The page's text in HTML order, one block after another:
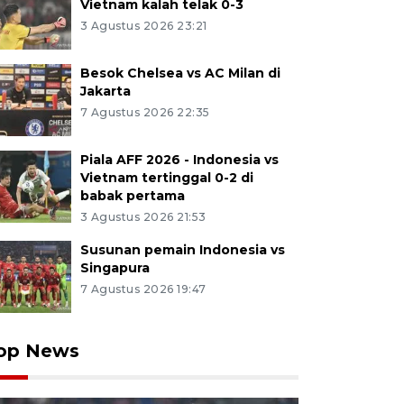
Vietnam kalah telak 0-3
3 Agustus 2026 23:21
Besok Chelsea vs AC Milan di
Jakarta
7 Agustus 2026 22:35
Piala AFF 2026 - Indonesia vs
Vietnam tertinggal 0-2 di
babak pertama
3 Agustus 2026 21:53
Susunan pemain Indonesia vs
Singapura
7 Agustus 2026 19:47
News